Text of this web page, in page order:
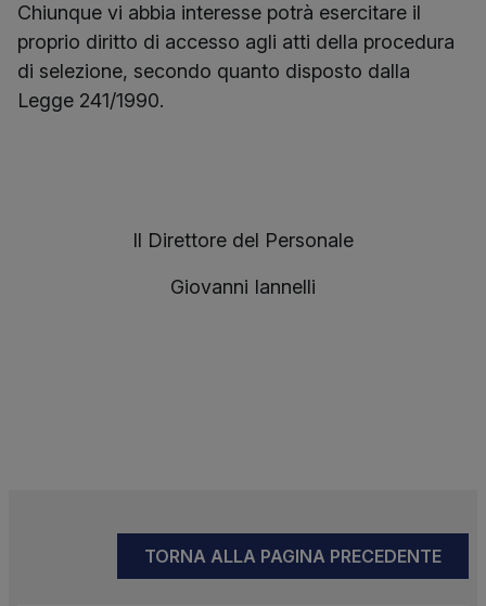
Chiunque vi abbia interesse potrà esercitare il
proprio diritto di accesso agli atti della procedura
di selezione, secondo quanto disposto dalla
Legge 241/1990.
Il Direttore del Personale
Giovanni Iannelli
TORNA ALLA PAGINA PRECEDENTE